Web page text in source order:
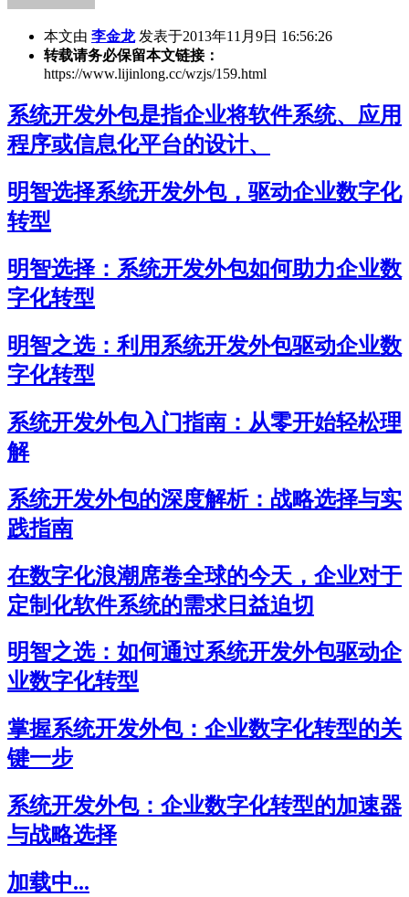
本文由 李金龙 发表于2013年11月9日 16:56:26
转载请务必保留本文链接：
https://www.lijinlong.cc/wzjs/159.html
系统开发外包是指企业将软件系统、应用
程序或信息化平台的设计、
明智选择系统开发外包，驱动企业数字化
转型
明智选择：系统开发外包如何助力企业数
字化转型
明智之选：利用系统开发外包驱动企业数
字化转型
系统开发外包入门指南：从零开始轻松理
解
系统开发外包的深度解析：战略选择与实
践指南
在数字化浪潮席卷全球的今天，企业对于
定制化软件系统的需求日益迫切
明智之选：如何通过系统开发外包驱动企
业数字化转型
掌握系统开发外包：企业数字化转型的关
键一步
系统开发外包：企业数字化转型的加速器
与战略选择
加载中...